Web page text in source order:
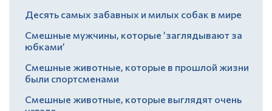
Десять самых забавных и милых собак в мире
Смешные мужчины, которые ’заглядывают за
юбками’
Смешные животные, которые в прошлой жизни
были спортсменами
Смешные животные, которые выглядят очень